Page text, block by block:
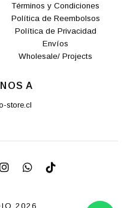
Términos y Condiciones
Política de Reembolsos
Política de Privacidad
Envíos
Wholesale/ Projects
A
store.cl
2026.